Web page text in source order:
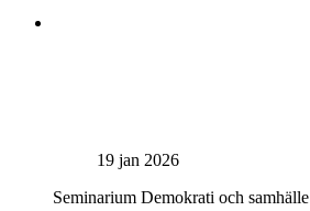
19 jan 2026
Seminarium Demokrati och samhälle